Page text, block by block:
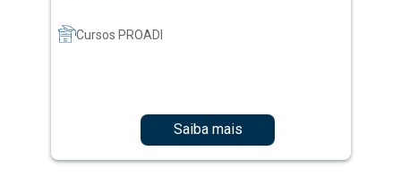
Cursos PROADI
Saiba mais